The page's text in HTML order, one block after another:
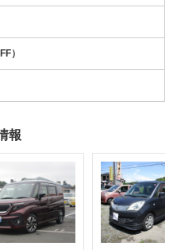
）
報